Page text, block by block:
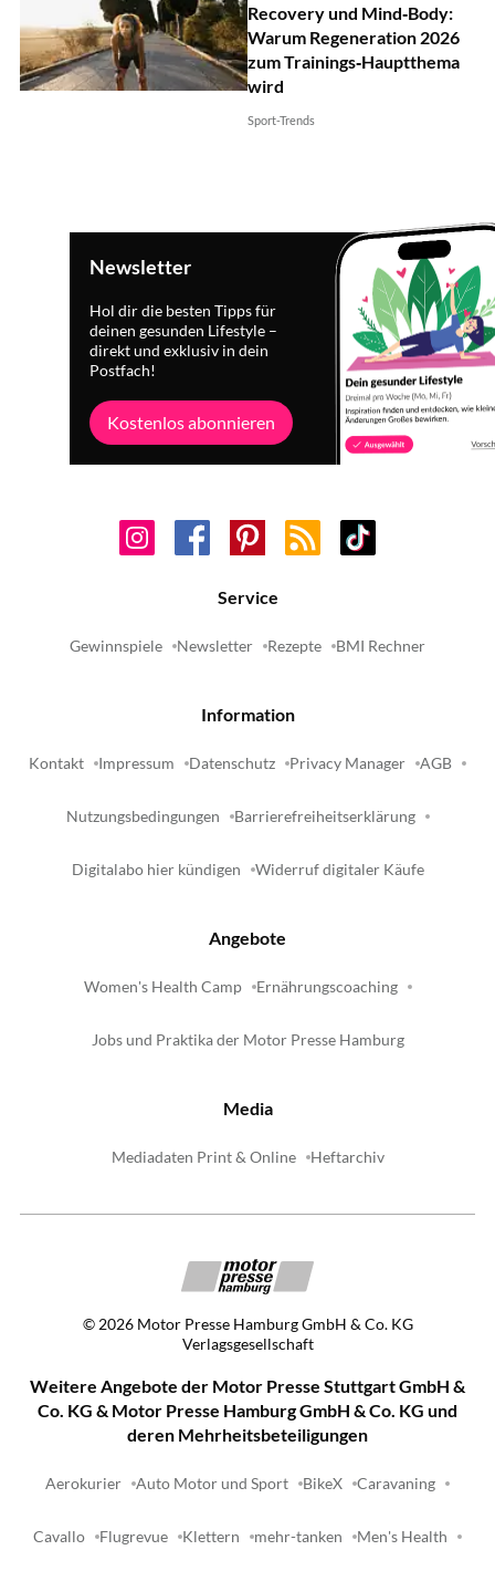
Recovery und Mind‑Body:
Warum Regeneration 2026
zum Trainings‑Hauptthema
wird
Sport-Trends
Newsletter
Hol dir die besten Tipps für
deinen gesunden Lifestyle –
direkt und exklusiv in dein
Postfach!
Kostenlos abonnieren
Service
Gewinnspiele Newsletter Rezepte BMI Rechner
Information
Kontakt Impressum Datenschutz Privacy Manager AGB
Nutzungsbedingungen Barrierefreiheitserklärung
Digitalabo hier kündigen Widerruf digitaler Käufe
Angebote
Women's Health Camp Ernährungscoaching
Jobs und Praktika der Motor Presse Hamburg
Media
Mediadaten Print & Online Heftarchiv
© 2026 Motor Presse Hamburg GmbH & Co. KG
Verlagsgesellschaft
Weitere Angebote der Motor Presse Stuttgart GmbH &
Co. KG & Motor Presse Hamburg GmbH & Co. KG und
deren Mehrheitsbeteiligungen
Aerokurier Auto Motor und Sport BikeX Caravaning
Cavallo Flugrevue Klettern mehr-tanken Men's Health